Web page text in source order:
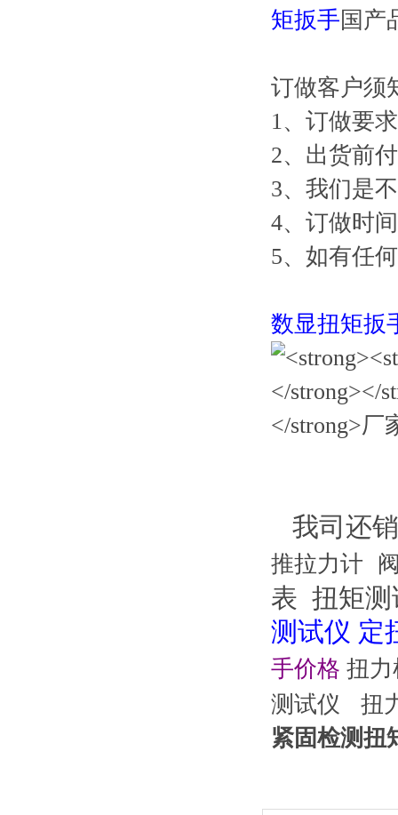
矩扳手国产
订做客户须
1、订做要
2、出货前
3、我们是
4、订做时
5、如有任
数显扭矩扳
我司还
推拉力计
表 扭矩
测试仪 定
手价格 扭
测试仪
扭
紧固检测扭